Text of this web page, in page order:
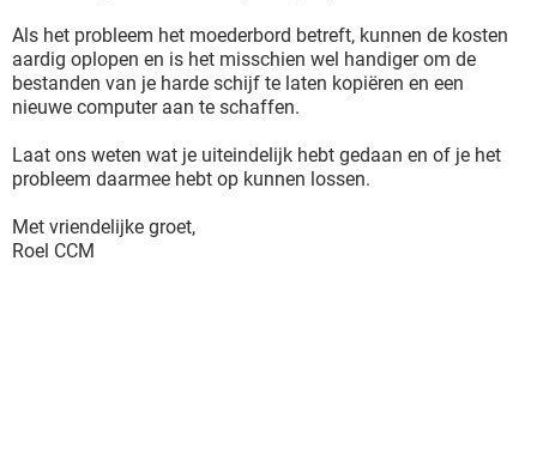
Als het probleem het moederbord betreft, kunnen de kosten
aardig oplopen en is het misschien wel handiger om de
bestanden van je harde schijf te laten kopiëren en een
nieuwe computer aan te schaffen.
Laat ons weten wat je uiteindelijk hebt gedaan en of je het
probleem daarmee hebt op kunnen lossen.
Met vriendelijke groet,
Roel CCM